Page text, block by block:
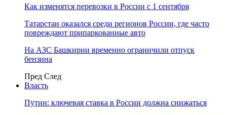
Как изменятся перевозки в России с 1 сентября
Татарстан оказался среди регионов России, где часто
повреждают припаркованные авто
На АЗС Башкирии временно ограничили отпуск
бензина
Пред След
Власть
Путин: ключевая ставка в России должна снижаться